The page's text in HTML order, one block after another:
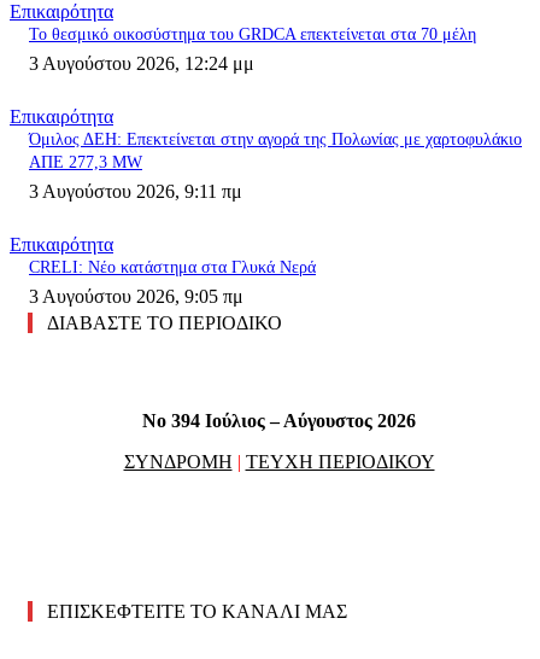
Επικαιρότητα
Το θεσμικό οικοσύστημα του GRDCA επεκτείνεται στα 70 μέλη
3 Αυγούστου 2026, 12:24 μμ
Επικαιρότητα
Όμιλος ΔΕΗ: Επεκτείνεται στην αγορά της Πολωνίας με χαρτοφυλάκιο
ΑΠΕ 277,3 MW
3 Αυγούστου 2026, 9:11 πμ
Επικαιρότητα
CRELI: Νέο κατάστημα στα Γλυκά Νερά
3 Αυγούστου 2026, 9:05 πμ
ΔΙΑΒΑΣΤΕ ΤΟ ΠΕΡΙΟΔΙΚΟ
No 394 Ιούλιος – Αύγουστος 2026
ΣΥΝΔΡΟΜΗ | ΤΕΥΧΗ ΠΕΡΙΟΔΙΚΟΥ
ΕΠΙΣΚΕΦΤΕΙΤΕ ΤΟ ΚΑΝΑΛΙ ΜΑΣ